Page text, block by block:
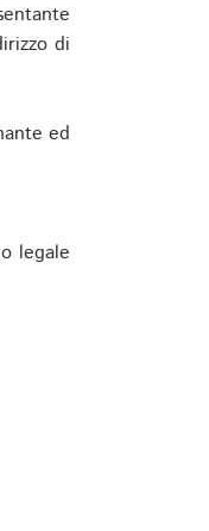
di
ed
legale